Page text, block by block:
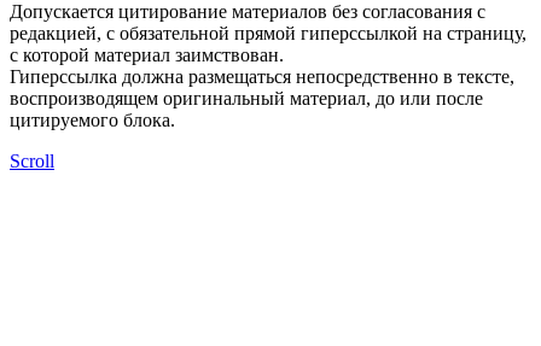
Допускается цитирование материалов без согласования с
редакцией, с обязательной прямой гиперссылкой на страницу,
с которой материал заимствован.
Гиперссылка должна размещаться непосредственно в тексте,
воспроизводящем оригинальный материал, до или после
цитируемого блока.
Scroll